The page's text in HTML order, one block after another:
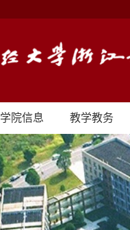
学院信息 教学教务